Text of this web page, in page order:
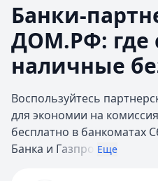
Банки-
ДОМ.РФ: где
наличные
Воспользуйтесь
для экономии на
бесплатно в банкоматах
Банка и Газпро Еще